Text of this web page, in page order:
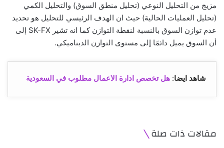
مزيج من التحليل النوعي (تحليل منطق السوق) والتحليل الكمي
(تحليل العمليات الحالية) حيث ان الهدف الرئيسي للتحليل هو تحديد
عدم توازن السوق بالنسبة لنقطة التوازن كما انه تشير SK-FX إلى
أن السوق يميل دائمًا إلى مستوى التوازن الديناميكي.
شاهد ايضا: هل تخصص ادارة الاعمال مطلوب في السعودية
مقالات ذات صلة